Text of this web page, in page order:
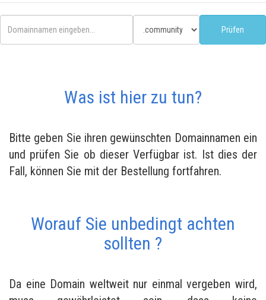
Was ist hier zu tun?
Bitte geben Sie ihren gewünschten Domainnamen ein
und prüfen Sie ob dieser Verfügbar ist. Ist dies der
Fall, können Sie mit der Bestellung fortfahren.
Worauf Sie unbedingt achten
sollten ?
Da eine Domain weltweit nur einmal vergeben wird,